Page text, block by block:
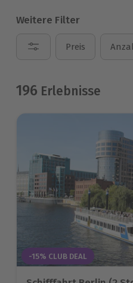
Weitere Filter
Preis
196 Erlebnisse
-15% CLUB DEAL